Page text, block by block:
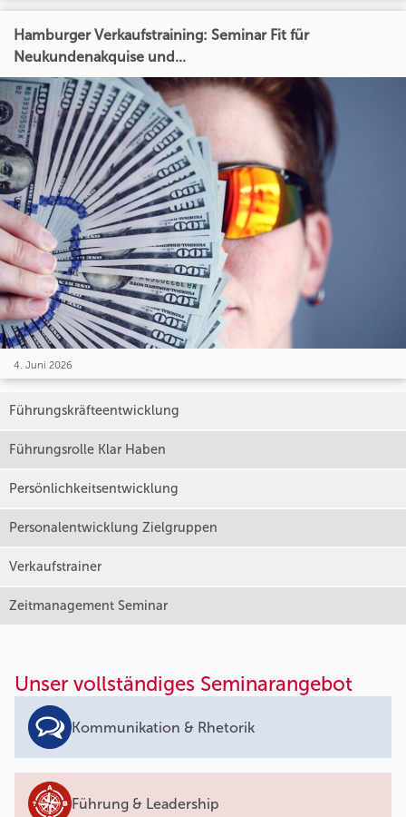
Hamburger Verkaufstraining: Seminar Fit für
Neukundenakquise und...
4. Juni 2026
Führungskräfteentwicklung
Führungsrolle Klar Haben
Persönlichkeitsentwicklung
Personalentwicklung Zielgruppen
Verkaufstrainer
Zeitmanagement Seminar
Unser vollständiges Seminarangebot
Kommunikation & Rhetorik
Führung & Leadership